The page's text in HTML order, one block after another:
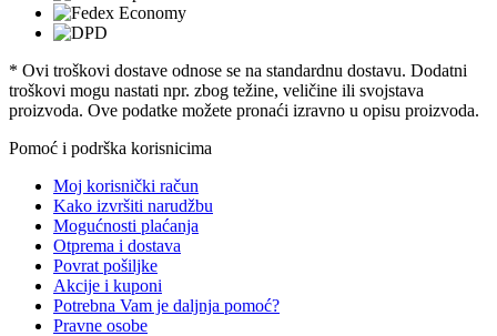
* Ovi troškovi dostave odnose se na standardnu ​​dostavu. Dodatni
troškovi mogu nastati npr. zbog težine, veličine ili svojstava
proizvoda. Ove podatke možete pronaći izravno u opisu proizvoda.
Pomoć i podrška korisnicima
Moj korisnički račun
Kako izvršiti narudžbu
Mogućnosti plaćanja
Otprema i dostava
Povrat pošiljke
Akcije i kuponi
Potrebna Vam je daljnja pomoć?
Pravne osobe